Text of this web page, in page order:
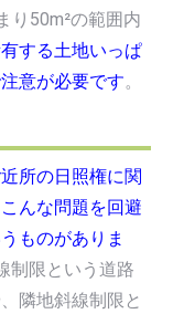
り50m²の範囲内
する土地いっぱ
意が必要です。
所の日照権に関
んな問題を回避
ものがありま
制限という道路
隣地斜線制限と